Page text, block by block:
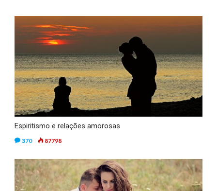
Espiritismo e relações amorosas
370 87798